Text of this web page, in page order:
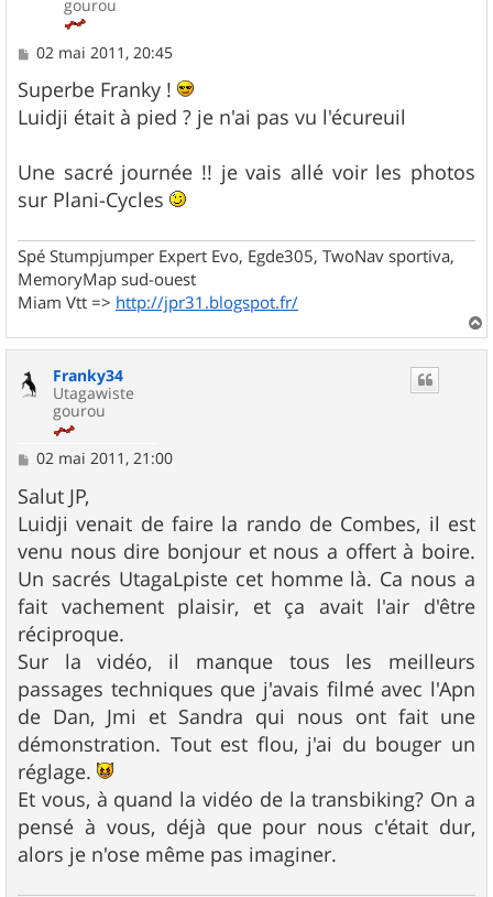
gourou
M
s
s
a
02 mai 2011, 20:45
Superbe Franky !
Luidji était à pied ? je n'ai pas vu l'écureuil
Une sacré journée !! je vais allé voir les photos
sur Plani-Cycles
Spé Stumpjumper Expert Evo, Egde305, TwoNav sportiva,
MemoryMap sud-ouest
Miam Vtt => http://jpr31.blogspot.fr/
a
Franky34
Utagawiste
gourou
M
s
s
a
g
e
02 mai 2011, 21:00
Salut JP,
Luidji venait de faire la rando de Combes, il est
venu nous dire bonjour et nous a offert à boire.
Un sacrés UtagaLpiste cet homme là. Ca nous a
fait vachement plaisir, et ça avait l'air d'être
réciproque.
Sur la vidéo, il manque tous les meilleurs
passages techniques que j'avais filmé avec l'Apn
de Dan, Jmi et Sandra qui nous ont fait une
démonstration. Tout est flou, j'ai du bouger un
réglage.
Et vous, à quand la vidéo de la transbiking? On a
pensé à vous, déjà que pour nous c'était dur,
alors je n'ose même pas imaginer.